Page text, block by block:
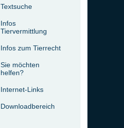
Textsuche
Infos
Tiervermittlung
Infos zum Tierrecht
Sie möchten
helfen?
Internet-Links
Downloadbereich